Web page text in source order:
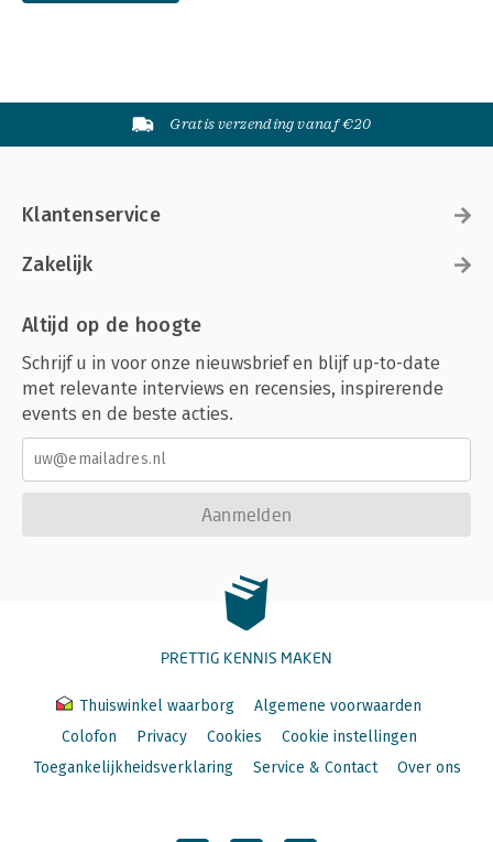
Gratis verzending vanaf €20
Klantenservice
Zakelijk
Altijd op de hoogte
Schrijf u in voor onze nieuwsbrief en blijf up-to-date
met relevante interviews en recensies, inspirerende
events en de beste acties.
Aanmelden
PRETTIG KENNIS MAKEN
Thuiswinkel waarborg
Algemene voorwaarden
Colofon
Privacy Cookies
Cookie instellingen
Toegankelijkheidsverklaring
Service & Contact Over ons